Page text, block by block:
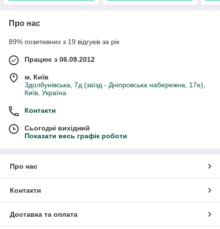
Про нас
89% позитивних з 19 відгуків за рік
Працює з 06.09.2012
м. Київ
Здолбунівська, 7д (заїзд - Дніпровська набережна, 17е),
Київ, Україна
Контакти
Сьогодні вихідний
Показати весь графік роботи
Про нас
Контакти
Доставка та оплата